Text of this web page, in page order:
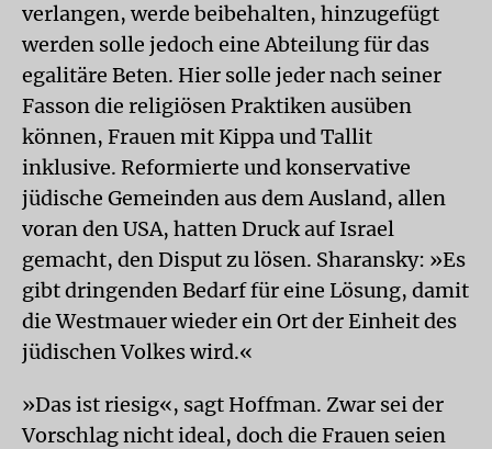
verlangen, werde beibehalten, hinzugefügt
werden solle jedoch eine Abteilung für das
egalitäre Beten. Hier solle jeder nach seiner
Fasson die religiösen Praktiken ausüben
können, Frauen mit Kippa und Tallit
inklusive. Reformierte und konservative
jüdische Gemeinden aus dem Ausland, allen
voran den USA, hatten Druck auf Israel
gemacht, den Disput zu lösen. Sharansky: »Es
gibt dringenden Bedarf für eine Lösung, damit
die Westmauer wieder ein Ort der Einheit des
jüdischen Volkes wird.«
»Das ist riesig«, sagt Hoffman. Zwar sei der
Vorschlag nicht ideal, doch die Frauen seien